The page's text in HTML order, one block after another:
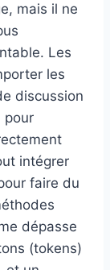
mais il ne
Les
les
discussion
pour
intégrer
faire du
dépasse
(tokens)